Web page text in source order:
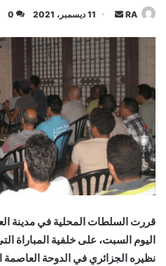
RA
أرسل
إلكترونيا
11 ديسمبر، 2021 0
قررت السلطات المحلية في مدينة
اليوم السبت، على خلفية المباراة
نظيره الجزائري في الدوحة